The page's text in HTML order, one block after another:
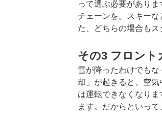
って選ぶ必要があり
チェーンを。スキー
た、どちらの場合もス
その3 フロント
雪が降ったわけでも
却」が起きると、空
は運転できなくなり
ます。だからといっ